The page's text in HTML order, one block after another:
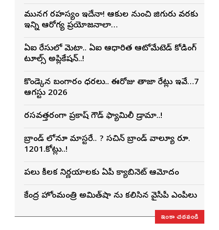
మునగ రహస్యం ఇదేనా! ఆకుల నుంచి జిగురు వరకు
ఇన్ని ఆరోగ్య ప్రయోజనాలా…
ఏఐ రేసులో మెటా.. ఏఐ ఆధారిత ఆటోమేటెడ్ కోడింగ్
టూల్స్ అప్లికేషన్..!
కొండెక్కిన బంగారం ధరలు.. ఈరోజు తాజా రేట్లు ఇవే…7
ఆగస్టు 2026
రసవత్తరంగా ప్రకాష్ గౌడ్ ఫ్యామిలీ డ్రామా..!
బ్రాండ్ లోనూ మాస్టరే.. ? సచిన్ బ్రాండ్ వాల్యూ రూ.
1201.కోట్లు..!
పలు కీలక నిర్ణయాలకు ఏపీ క్యాబినెట్ ఆమోదం
కేంద్ర హోంమంత్రి అమిత్‌షా ను కలిసిన వైసీపీ ఎంపీలు
ఇంకా చదవండి